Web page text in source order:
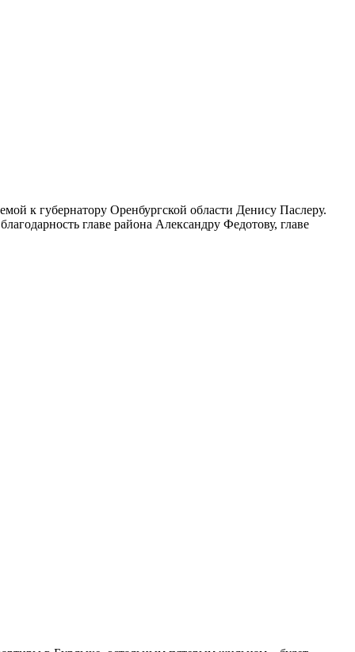
к губернатору Оренбургской области Денису Паслеру.
главе района Александру Федотову, главе